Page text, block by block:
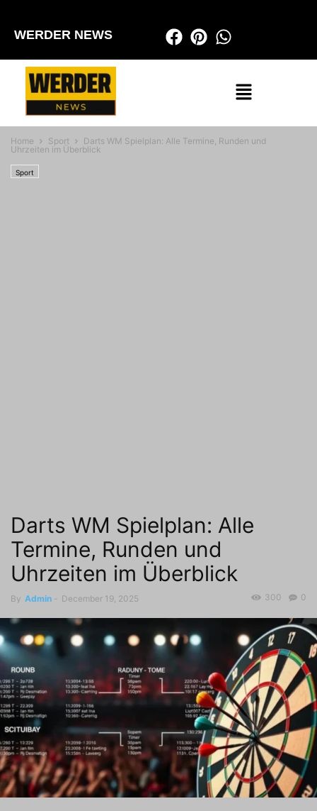
WERDER NEWS
Home Sport
Darts WM Spielplan: Alle Termine, Runden und
Uhrzeiten im Überblick
Sport
Darts WM Spielplan: Alle
Termine, Runden und
Uhrzeiten im Überblick
By Admin - December 19, 2025 0
300